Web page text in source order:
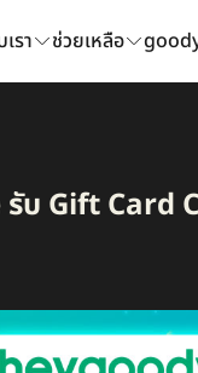
รา ช่วยเหลือ
รับ Gift Card